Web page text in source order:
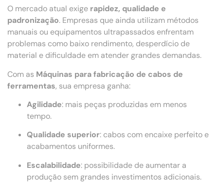
O mercado atual exige rapidez, qualidade e
padronização. Empresas que ainda utilizam métodos
manuais ou equipamentos ultrapassados enfrentam
problemas como baixo rendimento, desperdício de
material e dificuldade em atender grandes demandas.
Com as Máquinas para fabricação de cabos de
ferramentas, sua empresa ganha:
Agilidade: mais peças produzidas em menos
tempo.
Qualidade superior: cabos com encaixe perfeito e
acabamentos uniformes.
Escalabilidade: possibilidade de aumentar a
produção sem grandes investimentos adicionais.